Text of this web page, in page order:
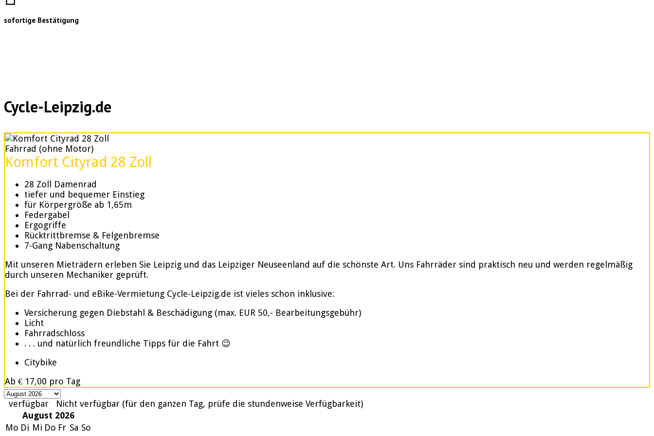
sofortige Bestätigung
Cycle-Leipzig.de
Fahrrad (ohne Motor)
Komfort Cityrad 28 Zoll
28 Zoll Damenrad
tiefer und bequemer Einstieg
für Körpergröße ab 1,65m
Federgabel
Ergogriffe
Rücktrittbremse & Felgenbremse
7-Gang Nabenschaltung
Mit unseren Mieträdern erleben Sie Leipzig und das Leipziger Neuseenland auf die schönste Art. Uns Fahrräder sind praktisch neu und werden regelmäßig
durch unseren Mechaniker geprüft.
Bei der Fahrrad- und eBike-Vermietung Cycle-Leipzig.de ist vieles schon inklusive:
Versicherung gegen Diebstahl & Beschädigung (max. EUR 50,- Bearbeitungsgebühr)
Licht
Fahrradschloss
. . . und natürlich freundliche Tipps für die Fahrt 😉
Citybike
Ab € 17,00 pro Tag
verfügbar
Nicht verfügbar (für den ganzen Tag, prüfe die stundenweise Verfügbarkeit)
August 2026
Mo Di Mi Do Fr Sa So